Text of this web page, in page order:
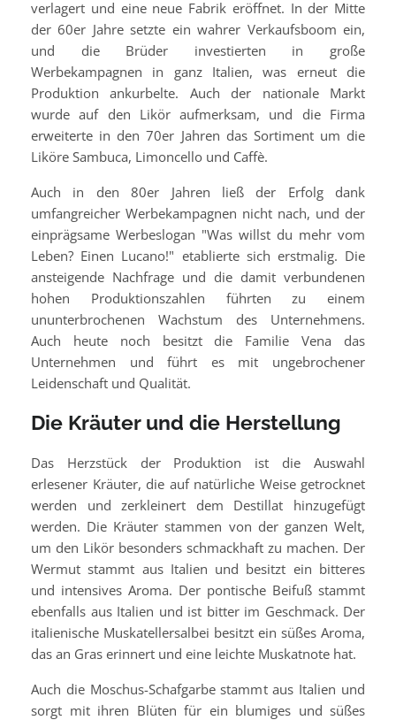
verlagert und eine neue Fabrik eröffnet. In der Mitte
der 60er Jahre setzte ein wahrer Verkaufsboom ein,
und die Brüder investierten in große
Werbekampagnen in ganz Italien, was erneut die
Produktion ankurbelte. Auch der nationale Markt
wurde auf den Likör aufmerksam, und die Firma
erweiterte in den 70er Jahren das Sortiment um die
Liköre Sambuca, Limoncello und Caffè.
Auch in den 80er Jahren ließ der Erfolg dank
umfangreicher Werbekampagnen nicht nach, und der
einprägsame Werbeslogan "Was willst du mehr vom
Leben? Einen Lucano!" etablierte sich erstmalig. Die
ansteigende Nachfrage und die damit verbundenen
hohen Produktionszahlen führten zu einem
ununterbrochenen Wachstum des Unternehmens.
Auch heute noch besitzt die Familie Vena das
Unternehmen und führt es mit ungebrochener
Leidenschaft und Qualität.
Die Kräuter und die Herstellung
Das Herzstück der Produktion ist die Auswahl
erlesener Kräuter, die auf natürliche Weise getrocknet
werden und zerkleinert dem Destillat hinzugefügt
werden. Die Kräuter stammen von der ganzen Welt,
um den Likör besonders schmackhaft zu machen. Der
Wermut stammt aus Italien und besitzt ein bitteres
und intensives Aroma. Der pontische Beifuß stammt
ebenfalls aus Italien und ist bitter im Geschmack. Der
italienische Muskatellersalbei besitzt ein süßes Aroma,
das an Gras erinnert und eine leichte Muskatnote hat.
Auch die Moschus-Schafgarbe stammt aus Italien und
sorgt mit ihren Blüten für ein blumiges und süßes